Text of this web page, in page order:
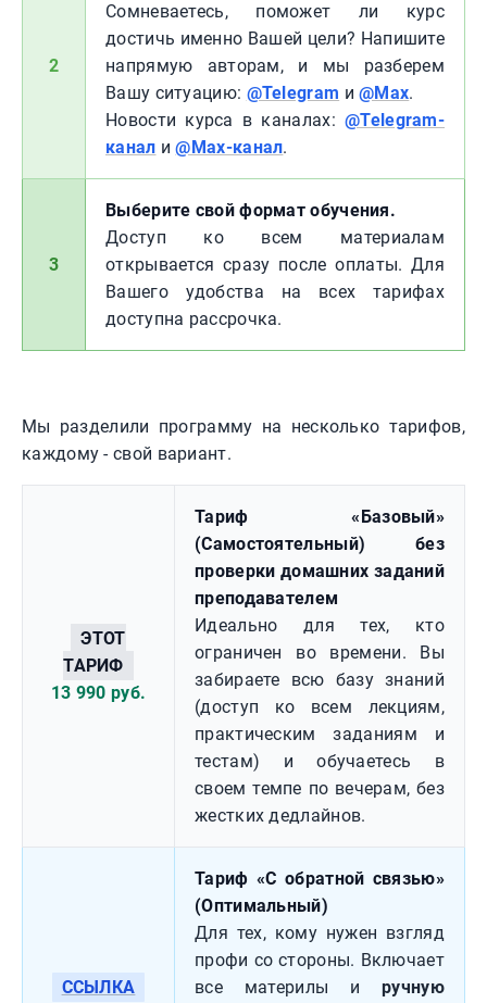
2
Сомневаетесь, поможет ли курс
достичь именно Вашей цели? Напишите
напрямую авторам, и мы разберем
Вашу ситуацию: @Telegram и@Max.
Новости курса в каналах: @Telegram-
канал и@Max-канал.
3
Выберите свой формат обучения.
Доступ ко всем материалам
открывается сразу после оплаты. Для
Вашего удобства на всех тарифах
доступна рассрочка.
Мы разделили программу на несколько тарифов,
каждому - свой вариант.
ЭТОТ
ТАРИФ
13 990 руб.
Тариф «Базовый»
(Самостоятельный) без
проверки домашних заданий
преподавателем
Идеально для тех, кто
ограничен во времени. Вы
забираете всю базу знаний
(доступ ко всем лекциям,
практическим заданиям и
тестам) и обучаетесь в
своем темпе по вечерам, без
жестких дедлайнов.
ССЫЛКА
Тариф «С обратной связью»
(Оптимальный)
Для тех, кому нужен взгляд
профи со стороны. Включает
все материлы иручную